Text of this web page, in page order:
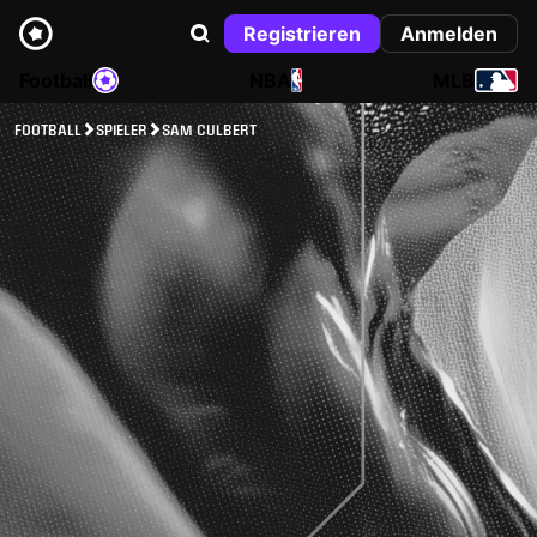
Registrieren
Anmelden
NBA
FOOTBALL SPIELER SAM CULBERT